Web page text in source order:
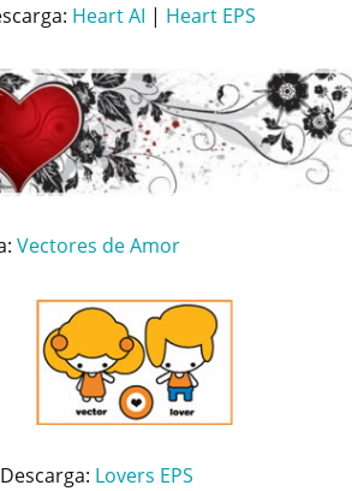
Heart AI | Heart EPS
Vectores de Amor
Descarga: Lovers EPS